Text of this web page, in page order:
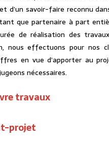
d’un savoir-faire reconnu
que partenaire à part
de réalisation des
nous effectuons pour nos
en vue d’apporter au
nécessaires.
travaux
projet